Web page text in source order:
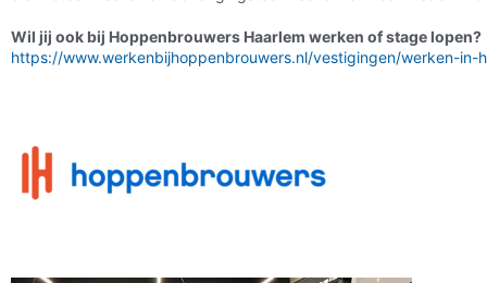
Wil jij ook bij Hoppenbrouwers Haarlem werken of stage lopen?
https://www.werkenbijhoppenbrouwers.nl/vestigingen/werken-in-